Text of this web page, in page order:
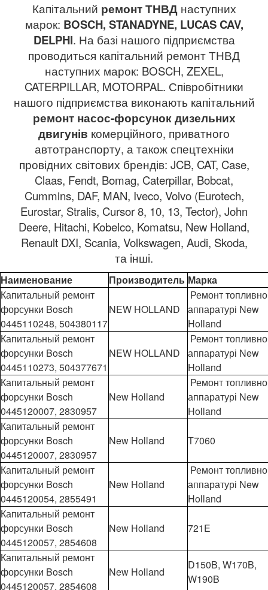
Капітальний ремонт ТНВДнаступних
марок: BOSCH, STANADYNE, LUCAS CAV,
DELPHI. На базі нашого підприємства
проводиться капітальний ремонт ТНВД
наступних марок: BOSCH, ZEXEL,
CATERPILLAR, MOTORPAL. Співробітники
нашого підприємства виконають капітальний
ремонт насос-форсунок дизельних
двигунів комерційного, приватного
автотранспорту, а також спецтехніки
провідних світових брендів: JCB, CAT, Case,
Claas, Fendt, Bomag, Caterpillar, Bobcat,
Cummins, DAF, MAN, Iveco, Volvo (Eurotech,
Eurostar, Stralis, Cursor 8, 10, 13, Tector), John
Deere, Hitachi, Kobelco, Komatsu, New Holland,
Renault DXI, Scania, Volkswagen, Audi, Skoda,
та інші.
Наименование Производитель Марка
Капитальный ремонт
форсунки Bosch
0445110248, 504380117
NEW HOLLAND
Ремонт
аппаратурі New
Holland
Капитальный ремонт
форсунки Bosch
0445110273, 504377671
NEW HOLLAND
Ремонт
аппаратурі New
Holland
Капитальный ремонт
форсунки Bosch
0445120007, 2830957
New Holland
Ремонт
аппаратурі New
Holland
Капитальный ремонт
форсунки Bosch
0445120007, 2830957
New Holland T7060
Капитальный ремонт
форсунки Bosch
0445120054, 2855491
New Holland
Ремонт
аппаратурі New
Holland
Капитальный ремонт
форсунки Bosch
0445120057, 2854608
New Holland 721E
Капитальный ремонт
форсунки Bosch
0445120057, 2854608
New Holland
D150B, W170B,
W190B